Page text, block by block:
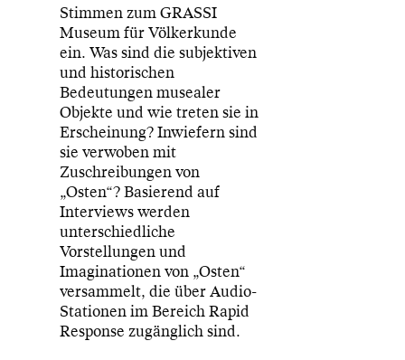
Stimmen zum GRASSI
Museum für Völkerkunde
ein. Was sind die subjektiven
und historischen
Bedeutungen musealer
Objekte und wie treten sie in
Erscheinung? Inwiefern sind
sie verwoben mit
Zuschreibungen von
„Osten“? Basierend auf
Interviews werden
unterschiedliche
Vorstellungen und
Imaginationen von „Osten“
versammelt, die über Audio-
Stationen im Bereich Rapid
Response zugänglich sind.